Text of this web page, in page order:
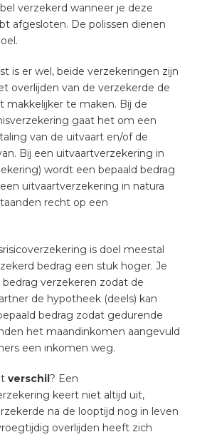
verzekerd wanneer je deze
afgesloten. De polissen dienen
is er wel, beide verzekeringen zijn
overlijden van de verzekerde de
makkelijker te maken. Bij de
gaat het om een
van de uitvaart en/of de
Bij een uitvaartverzekering in
wordt een bepaald bedrag
uitvaartverzekering in natura
recht op een
is doel meestal
bedrag een stuk hoger. Je
verzekeren zodat de
de hypotheek (deels) kan
bedrag zodat gedurende
het maandinkomen aangevuld
een inkomen weg.
verschil? Een
keert niet altijd uit,
na de looptijd nog in leven
overlijden heeft zich